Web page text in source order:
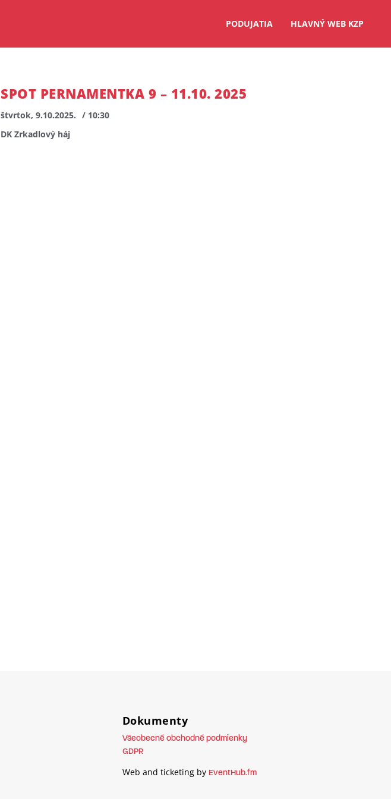
PODUJATIA HLAVNÝ WEB KZP
SPOT PERNAMENTKA 9 – 11.10. 2025
štvrtok, 9.10.2025. / 10:30
DK Zrkadlový háj
Dokumenty
Všeobecné obchodné podmienky
GDPR
Web and ticketing by EventHub.fm